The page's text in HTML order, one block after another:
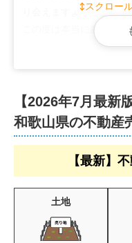
り会えますよう心より
この度は本当にありがと
スクロー
【2026年7月最新版
和歌山県の不動産
【最新】
土地